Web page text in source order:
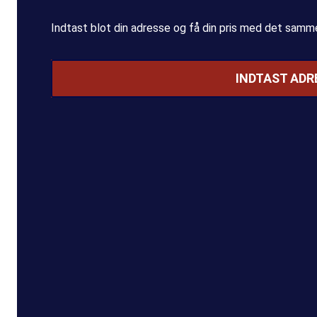
Indtast blot din adresse og få din pris med det
INDTAST